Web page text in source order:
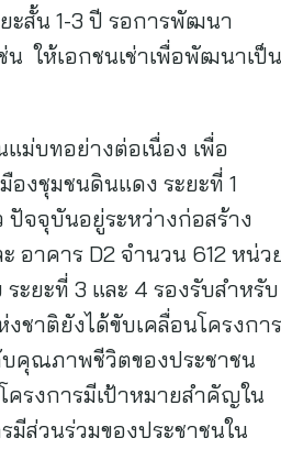
ะสั้น 1-3 ปี รอการพัฒนา
น ให้เอกชนเช่าเพื่อพัฒนาเป็น
ม่บทอย่างต่อเนื่อง เพื่อ
งชุมชนดินแดง ระยะที่ 1
ปัจจุบันอยู่ระหว่างก่อสร้าง
อาคาร D2 จำนวน 612 หน่ว
ะยะที่ 3 และ 4 รองรับสำหรับ
ชาติยังได้ขับเคลื่อนโครงการ
คุณภาพชีวิตของประชาชน
รงการมีเป้าหมายสำคัญใน
ส่วนร่วมของประชาชนใน